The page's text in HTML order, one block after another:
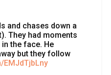
and chases down a
They had moments
the face. He
but they follow
EMJdTjbLny